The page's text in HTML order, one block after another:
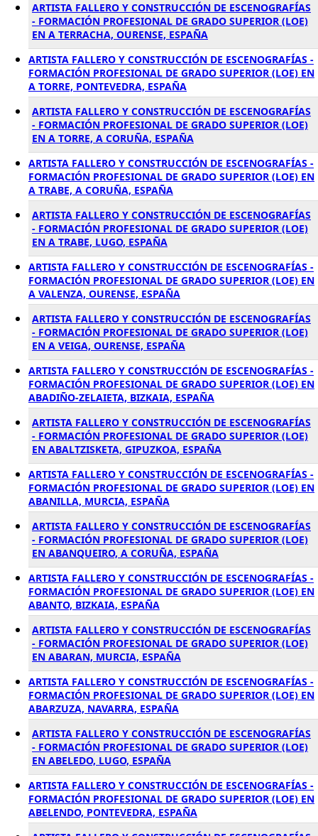
ARTISTA FALLERO Y CONSTRUCCIÓN DE ESCENOGRAFÍAS
- FORMACIÓN PROFESIONAL DE GRADO SUPERIOR (LOE)
EN A TERRACHA, OURENSE, ESPAÑA
ARTISTA FALLERO Y CONSTRUCCIÓN DE ESCENOGRAFÍAS -
FORMACIÓN PROFESIONAL DE GRADO SUPERIOR (LOE) EN
A TORRE, PONTEVEDRA, ESPAÑA
ARTISTA FALLERO Y CONSTRUCCIÓN DE ESCENOGRAFÍAS
- FORMACIÓN PROFESIONAL DE GRADO SUPERIOR (LOE)
EN A TORRE, A CORUÑA, ESPAÑA
ARTISTA FALLERO Y CONSTRUCCIÓN DE ESCENOGRAFÍAS -
FORMACIÓN PROFESIONAL DE GRADO SUPERIOR (LOE) EN
A TRABE, A CORUÑA, ESPAÑA
ARTISTA FALLERO Y CONSTRUCCIÓN DE ESCENOGRAFÍAS
- FORMACIÓN PROFESIONAL DE GRADO SUPERIOR (LOE)
EN A TRABE, LUGO, ESPAÑA
ARTISTA FALLERO Y CONSTRUCCIÓN DE ESCENOGRAFÍAS -
FORMACIÓN PROFESIONAL DE GRADO SUPERIOR (LOE) EN
A VALENZA, OURENSE, ESPAÑA
ARTISTA FALLERO Y CONSTRUCCIÓN DE ESCENOGRAFÍAS
- FORMACIÓN PROFESIONAL DE GRADO SUPERIOR (LOE)
EN A VEIGA, OURENSE, ESPAÑA
ARTISTA FALLERO Y CONSTRUCCIÓN DE ESCENOGRAFÍAS -
FORMACIÓN PROFESIONAL DE GRADO SUPERIOR (LOE) EN
ABADIÑO-ZELAIETA, BIZKAIA, ESPAÑA
ARTISTA FALLERO Y CONSTRUCCIÓN DE ESCENOGRAFÍAS
- FORMACIÓN PROFESIONAL DE GRADO SUPERIOR (LOE)
EN ABALTZISKETA, GIPUZKOA, ESPAÑA
ARTISTA FALLERO Y CONSTRUCCIÓN DE ESCENOGRAFÍAS -
FORMACIÓN PROFESIONAL DE GRADO SUPERIOR (LOE) EN
ABANILLA, MURCIA, ESPAÑA
ARTISTA FALLERO Y CONSTRUCCIÓN DE ESCENOGRAFÍAS
- FORMACIÓN PROFESIONAL DE GRADO SUPERIOR (LOE)
EN ABANQUEIRO, A CORUÑA, ESPAÑA
ARTISTA FALLERO Y CONSTRUCCIÓN DE ESCENOGRAFÍAS -
FORMACIÓN PROFESIONAL DE GRADO SUPERIOR (LOE) EN
ABANTO, BIZKAIA, ESPAÑA
ARTISTA FALLERO Y CONSTRUCCIÓN DE ESCENOGRAFÍAS
- FORMACIÓN PROFESIONAL DE GRADO SUPERIOR (LOE)
EN ABARAN, MURCIA, ESPAÑA
ARTISTA FALLERO Y CONSTRUCCIÓN DE ESCENOGRAFÍAS -
FORMACIÓN PROFESIONAL DE GRADO SUPERIOR (LOE) EN
ABARZUZA, NAVARRA, ESPAÑA
ARTISTA FALLERO Y CONSTRUCCIÓN DE ESCENOGRAFÍAS
- FORMACIÓN PROFESIONAL DE GRADO SUPERIOR (LOE)
EN ABELEDO, LUGO, ESPAÑA
ARTISTA FALLERO Y CONSTRUCCIÓN DE ESCENOGRAFÍAS -
FORMACIÓN PROFESIONAL DE GRADO SUPERIOR (LOE) EN
ABELENDO, PONTEVEDRA, ESPAÑA